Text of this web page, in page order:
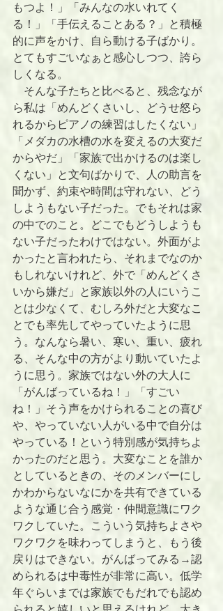
もつよ！」「みんなの水いれてく
る！」「手伝えることある？」と積極
的に声をかけ、自ら動ける子ばかり。
とてもすごいなぁと感心しつつ、誇ら
しくなる。
そんな子たちと比べると、残念なが
ら私は「めんどくさいし、どうせ怒ら
れるからピアノの練習はしたくない」
「メダカの水槽の水を変えるの大変だ
からやだ」「家族で出かけるのは楽し
くない」と文句ばかりで、人の助言を
聞かず、約束や時間は守れない、どう
しようもない子だった。でもそれは家
の中でのこと。どこでもどうしようも
ない子だったわけではない。外面がよ
かったと言われたら、それまでなのか
もしれないけれど、外で「めんどくさ
いから嫌だ」と家族以外の人にいうこ
とは少なくて、むしろ外だと大変なこ
とでも率先してやっていたように思
う。なんなら暑い、寒い、重い、疲れ
る、そんな中の方がより動いていたよ
うに思う。家族ではない外の大人に
「がんばっているね！」「すごい
ね！」そう声をかけられることの喜び
や、やっていない人がいる中で自分は
やっている！という特別感が気持ちよ
かったのだと思う。大変なことを誰か
としているときの、そのメンバーにし
かわからないなにかを共有できている
ような通じ合う感覚・仲間意識にワク
ワクしていた。こういう気持ちよさや
ワクワクを味わってしまうと、もう後
戻りはできない。がんばってみる→認
められるは中毒性が非常に高い。低学
年ぐらいまでは家族でもだれでも認め